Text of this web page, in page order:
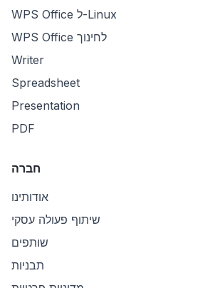
WPS Office ל-Linux
WPS Office לחינוך
Writer
Spreadsheet
Presentation
PDF
חברה
אודותינו
שיתוף פעולה עסקי
שותפים
תבניות